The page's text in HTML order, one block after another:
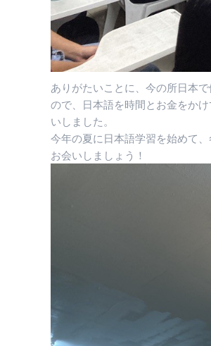
ありがたいことに、今の所日本
ので、日本語を時間とお金をか
いしました。
今年の夏に日本語学習を始めて
お会いしましょう！